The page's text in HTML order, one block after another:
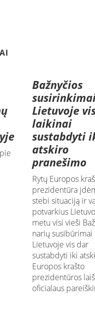
Bažnyčios
Lietuvoje
laikinai
sustabdyti
atskiro
pranešimo
Rytų Europos
prezidentūra
stebi situaciją ir
potvarkius
metu visi vieši
narių susibūrimai
Lietuvoje vis dar
sustabdyti iki
Europos krašto
prezidentūros
oficialaus